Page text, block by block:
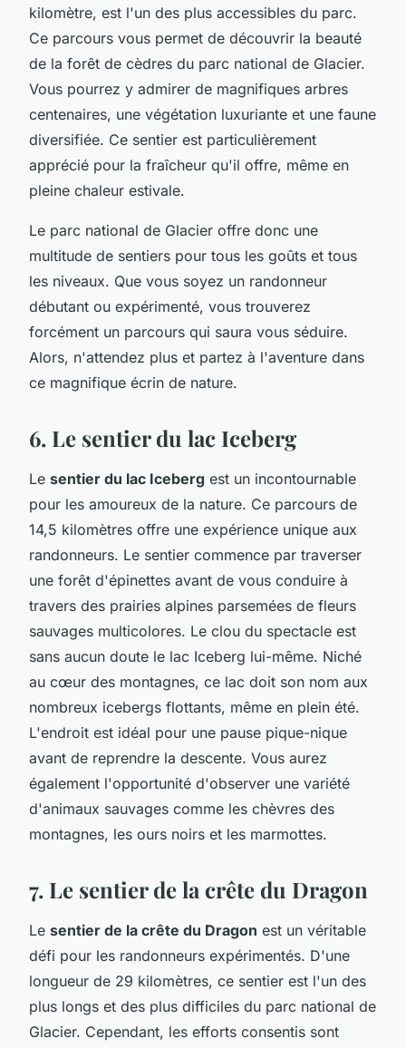
kilomètre, est l'un des plus accessibles du parc.
Ce parcours vous permet de découvrir la beauté
de la forêt de cèdres du parc national de Glacier.
Vous pourrez y admirer de magnifiques arbres
centenaires, une végétation luxuriante et une faune
diversifiée. Ce sentier est particulièrement
apprécié pour la fraîcheur qu'il offre, même en
pleine chaleur estivale.
Le parc national de Glacier offre donc une
multitude de sentiers pour tous les goûts et tous
les niveaux. Que vous soyez un randonneur
débutant ou expérimenté, vous trouverez
forcément un parcours qui saura vous séduire.
Alors, n'attendez plus et partez à l'aventure dans
ce magnifique écrin de nature.
6. Le sentier du lac Iceberg
Le sentier du lac Iceberg est un incontournable
pour les amoureux de la nature. Ce parcours de
14,5 kilomètres offre une expérience unique aux
randonneurs. Le sentier commence par traverser
une forêt d'épinettes avant de vous conduire à
travers des prairies alpines parsemées de fleurs
sauvages multicolores. Le clou du spectacle est
sans aucun doute le lac Iceberg lui-même. Niché
au cœur des montagnes, ce lac doit son nom aux
nombreux icebergs flottants, même en plein été.
L'endroit est idéal pour une pause pique-nique
avant de reprendre la descente. Vous aurez
également l'opportunité d'observer une variété
d'animaux sauvages comme les chèvres des
montagnes, les ours noirs et les marmottes.
7. Le sentier de la crête du Dragon
Le sentier de la crête du Dragon est un véritable
défi pour les randonneurs expérimentés. D'une
longueur de 29 kilomètres, ce sentier est l'un des
plus longs et des plus difficiles du parc national de
Glacier. Cependant, les efforts consentis sont